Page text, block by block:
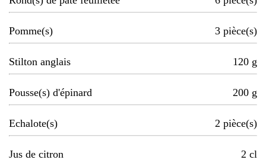
Pomme(s) 3 pièce(s)
Stilton anglais 120 g
Pousse(s) d'épinard 200 g
Echalote(s) 2 pièce(s)
Jus de citron 2 cl